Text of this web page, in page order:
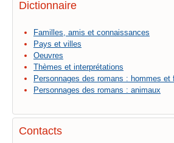
Dictionnaire
Familles, amis et connaissances
Pays et villes
Oeuvres
Thèmes et interprétations
Personnages des romans : hommes et
Personnages des romans : animaux
Contacts